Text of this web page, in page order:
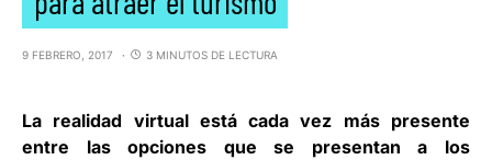
9 FEBRERO, 2017 3 MINUTOS DE LECTURA
La realidad virtual está cada vez más presente
entre las opciones que se presentan a los